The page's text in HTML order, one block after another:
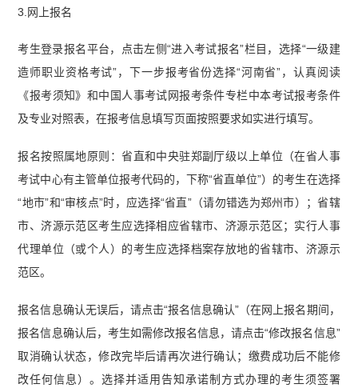
3.网上报名
考生登录报名平台，点击左侧“进入考试报名”栏目，选择“一级建
造师职业资格考试”，下一步报考省份选择“河南省”，认真阅读
《报考须知》和中国人事考试网报考条件专栏中本考试报考条件
及专业对照表，在报考信息填写页面按照要求如实进行填写。
报名按照属地原则：省直和中央驻郑副厅级以上单位（在省人事
考试中心有主管单位报考代码的，下称“省直单位”）的考生在选择
“地市”和“审核点”时，应选择“省直”（请勿错选为郑州市）；省辖
市、济源示范区考生应选择相应省辖市、济源示范区；实行人事
代理单位（或个人）的考生应选择档案存放地的省辖市、济源示
范区。
报名信息确认无误后，请点击“报名信息确认”（在网上报名期间，
报名信息确认后，考生如需修改报名信息，请点击“修改报名信息”
取消确认状态，修改完毕后请再次进行确认；缴费成功后不能修
改任何信息）。选择并适用告知承诺制方式办理的考生须签署